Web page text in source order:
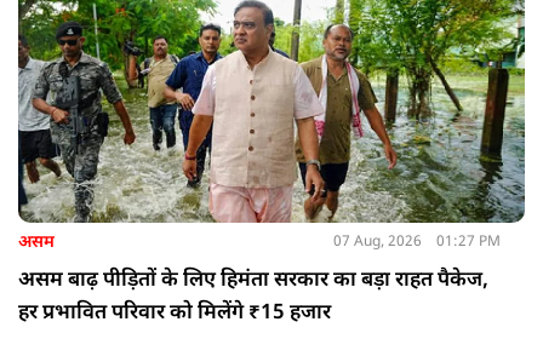
असम 07 Aug, 2026 01:27 PM
असम बाढ़ पीड़ितों के लिए हिमंता सरकार का बड़ा राहत पैकेज,
हर प्रभावित परिवार को मिलेंगे ₹15 हजार